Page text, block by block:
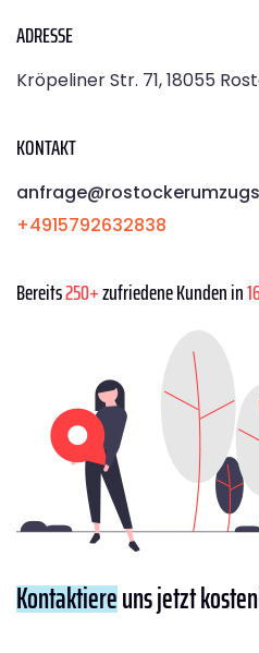
ADRESSE
Kröpeliner Str. 71, 18055
KONTAKT
+4915792632838
Bereits250+zufriedene Kunden in
Kontaktiereuns jetzt